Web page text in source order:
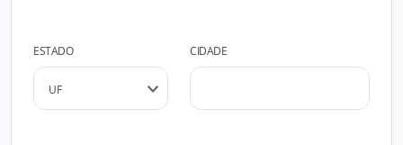
ESTADO CIDADE